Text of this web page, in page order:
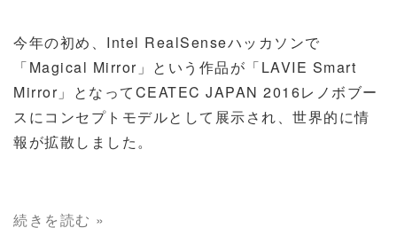
今年の初め、Intel RealSenseハッカソンで
「Magical Mirror」という作品が「LAVIE Smart
Mirror」となってCEATEC JAPAN 2016レノボブー
スにコンセプトモデルとして展示され、世界的に情
報が拡散しました。
続きを読む »